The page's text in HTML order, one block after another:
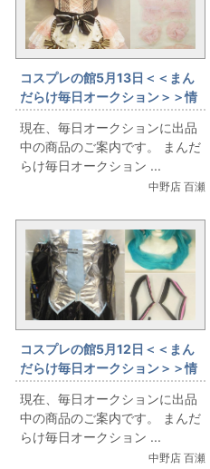
コスプレの館5月13日＜＜まん
だらけ毎日オークション＞＞情
報です
現在、毎日オークションに出品
中の商品のご案内です。 まんだ
らけ毎日オークション ...
中野店 百瀬
コスプレの館5月12日＜＜まん
だらけ毎日オークション＞＞情
報です
現在、毎日オークションに出品
中の商品のご案内です。 まんだ
らけ毎日オークション ...
中野店 百瀬